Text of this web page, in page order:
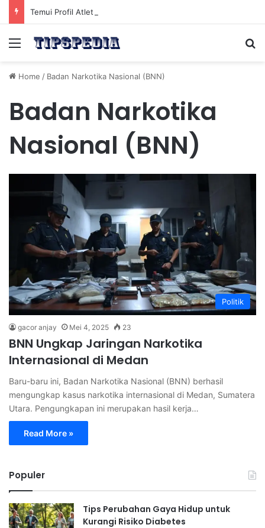
Menu
Home / Badan Narkotika Nasional (BNN)
Badan Narkotika
Nasional (BNN)
Politik
gacor anjay Mei 4, 2025 23
BNN Ungkap Jaringan Narkotika
Internasional di Medan
Baru-baru ini, Badan Narkotika Nasional (BNN) berhasil
mengungkap kasus narkotika internasional di Medan, Sumatera
Utara. Pengungkapan ini merupakan hasil kerja…
Read More »
Populer
Tips Perubahan Gaya Hidup untuk
Kurangi Risiko Diabetes